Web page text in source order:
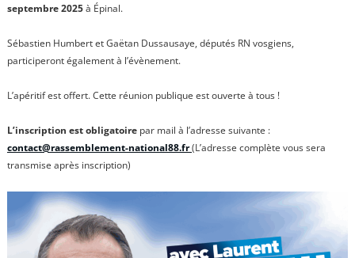
septembre 2025à Épinal.
Sébastien Humbert et Gaëtan Dussausaye, députés RN vosgiens,
participeront également à l’évènement.
L’apéritif est offert. Cette réunion publique est ouverte à tous !
L’inscription est obligatoire par mail à l’adresse suivante :
contact@rassemblement-national88.fr(L’adresse complète vous sera
transmise après inscription)